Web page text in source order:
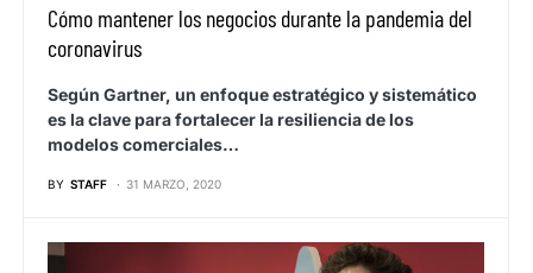
Cómo mantener los negocios durante la pandemia del
coronavirus
Según Gartner, un enfoque estratégico y sistemático
es la clave para fortalecer la resiliencia de los
modelos comerciales…
BY STAFF 31 MARZO, 2020